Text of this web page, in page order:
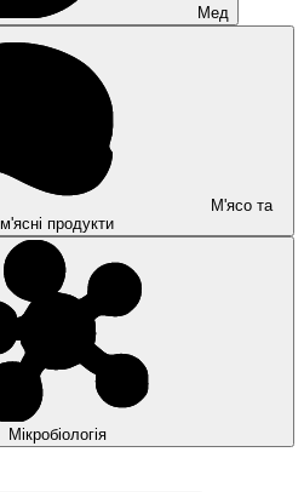
Мед
М'ясо та
м'ясні продукти
Мікробіологія